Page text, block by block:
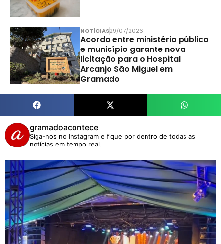
NOTÍCIAS29/07/2026
Acordo entre ministério público
e município garante nova
licitação para o Hospital
Arcanjo São Miguel em
Gramado
gramadoacontece
Siga-nos no Instagram e fique por dentro de todas as
notícias em tempo real.